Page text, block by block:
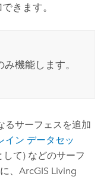
きます。
機能します。
るサーフェスを追加
イン データセッ
して) などのサーフ
、 ArcGIS Living